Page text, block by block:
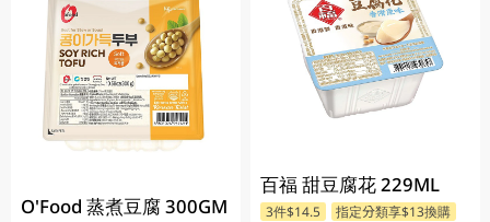
O'Food 蒸煮豆腐 300GM
百福 甜豆腐花 229ML
3件$14.5 指定分類享$13換購